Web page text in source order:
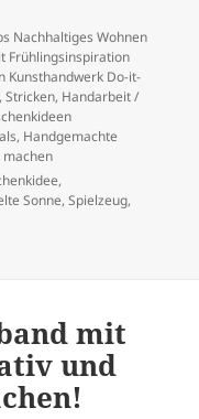
Nachhaltiges Wohnen
Frühlingsinspiration
Kunsthandwerk Do-it-
Stricken, Handarbeit /
, Handgemachte
machen
,
Sonne,Spielzeug,
Sonne für jedes Zuhause
mit
und